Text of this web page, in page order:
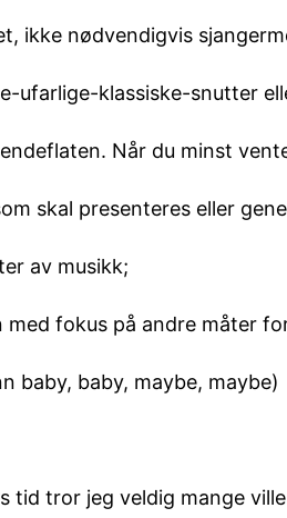
nødvendigvis
klassiske-snutter
Når du minst
skal presenteres eller
av musikk;
fokus på andre måter
baby, baby, maybe, maybe)
tid tror jeg veldig mange